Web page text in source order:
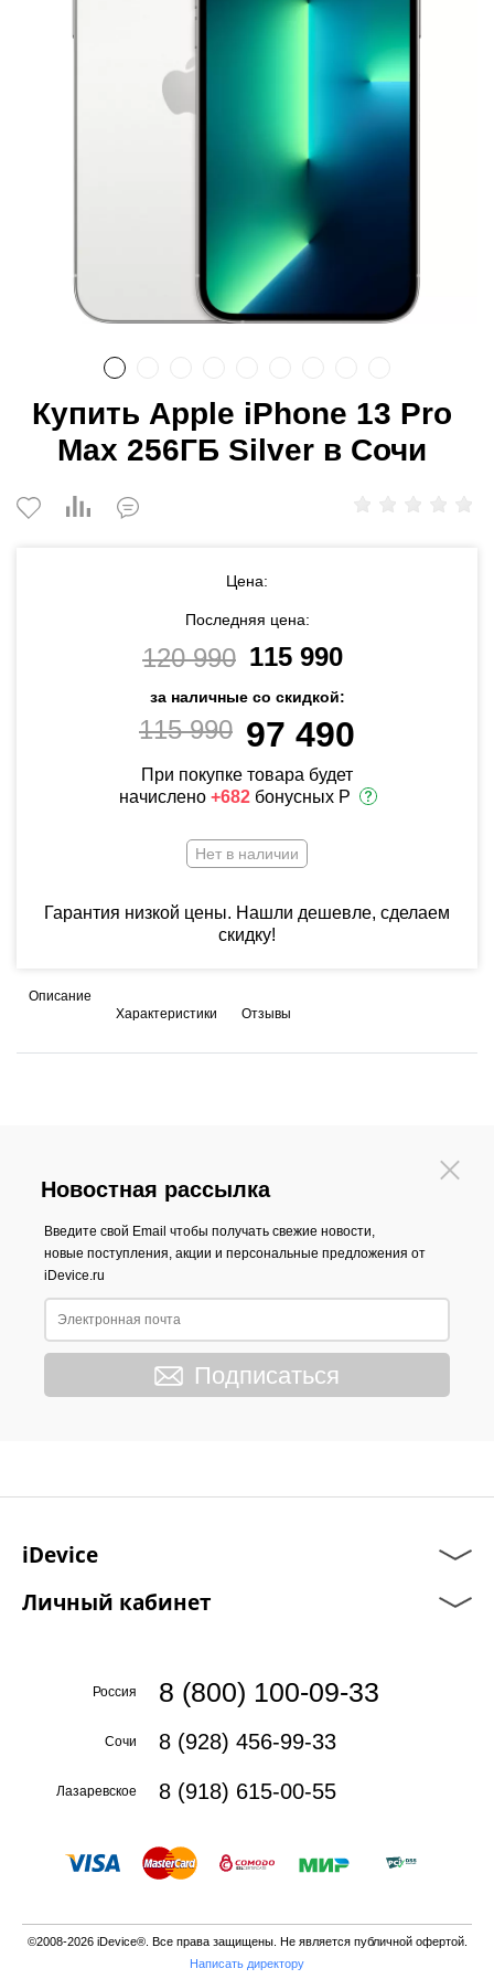
Купить Apple iPhone 13 Pro
Max 256ГБ Silver в Сочи
Цена:
Последняя цена:
120 990 115 990
за наличные со скидкой:
115 990 97 490
При покупке товара будет
начислено +682 бонусных Р
Нет в наличии
Гарантия низкой цены. Нашли дешевле, сделаем
скидку!
Описание
Характеристики
Отзывы
Новостная рассылка
Введите свой Email чтобы получать свежие новости,
новые поступления, акции и персональные предложения от
iDevice.ru
Подписаться
iDevice
Личный кабинет
Россия 8 (800) 100-09-33
Сочи 8 (928) 456-99-33
Лазаревское 8 (918) 615-00-55
©2008-2026 iDevice®. Все права защищены. Не является публичной офертой.
Написать директору